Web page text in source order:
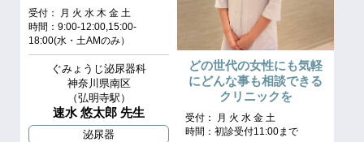
受付： 月 火 水 木 金 土
時間：9:00-12:00,15:00-
18:00(水・土AMのみ）
ぐみょうじ泌尿器科
神奈川県南区
（弘明寺駅）
速水 悠太郎 先生
泌尿器
どの世代の女性にも気軽
にどんな事も相談できる
クリニックを
受付： 月 火 水 金 土
時間：初診受付11:00まで